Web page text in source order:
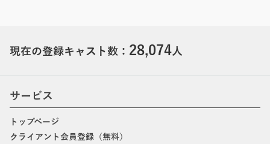
現在の登録キャスト数： 28,074人
サービス
トップページ
クライアント会員登録（無料）